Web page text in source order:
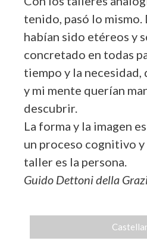
tenido, pasó lo mismo.
habían sido etéreos y
concretado en todas
tiempo y la necesidad,
y mi mente querían
descubrir.
La forma y la imagen
un proceso cognitivo
taller es la persona.
Guido Dettoni della